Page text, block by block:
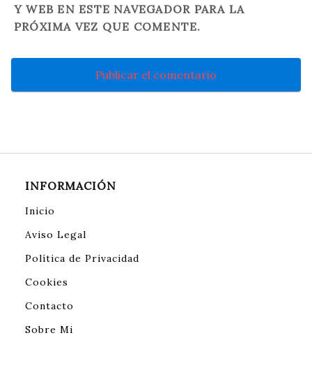
Y WEB EN ESTE NAVEGADOR PARA LA
PRÓXIMA VEZ QUE COMENTE.
INFORMACIÓN
Inicio
Aviso Legal
Política de Privacidad
Cookies
Contacto
Sobre Mi